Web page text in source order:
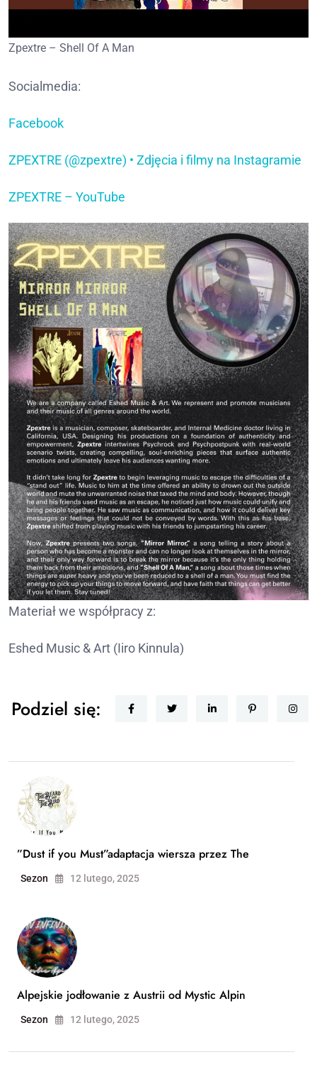
Zpextre – Shell Of A Man
Socialmedia:
Facebook
ZPEXTRE (@zpextre) • Zdjęcia i filmy na Instagramie
ZPEXTRE – YouTube
Materiał we współpracy z:
Eshed Music & Art (Iiro Kinnula)
Podziel się:
”Dust if you Must”adaptacja wiersza przez The
Sezon 12 lutego, 2025
Alpejskie jodłowanie z Austrii od Mystic Alpin
Sezon 12 lutego, 2025